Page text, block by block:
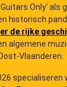
Only'
historisch
de rijke
algemene
Vlaanderen.